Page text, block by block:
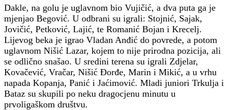
Dakle, na golu je uglavnom bio Vujičić, a dva puta ga je
mjenjao Begović. U odbrani su igrali: Stojnić, Sajak,
Jovičić, Petković, Lajić, te Romanić Bojan i Krecelj.
Lijevog beka je igrao Vladan Anđić do povrede, a potom
uglavnom Nišić Lazar, kojem to nije prirodna pozicija, ali
se odlično snašao. U sredini terena su igrali Zdjelar,
Kovačević, Vračar, Nišić Đorđe, Marin i Mikić, a u vrhu
napada Kopanja, Panić i Jaćimović. Mladi juniori Trkulja i
Bataz su skupili po neku dragocjenu minutu u
prvoligaškom društvu.